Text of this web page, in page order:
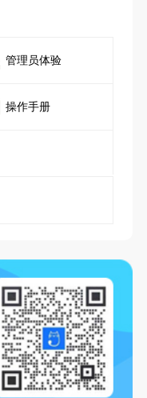
管理员体验
操作手册